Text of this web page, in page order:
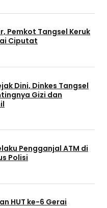
Pemkot Tangsel Keruk
Ciputat
Dini, Dinkes Tangsel
Gizi dan
Pengganjal ATM di
Polisi
HUT ke-6 Gerai